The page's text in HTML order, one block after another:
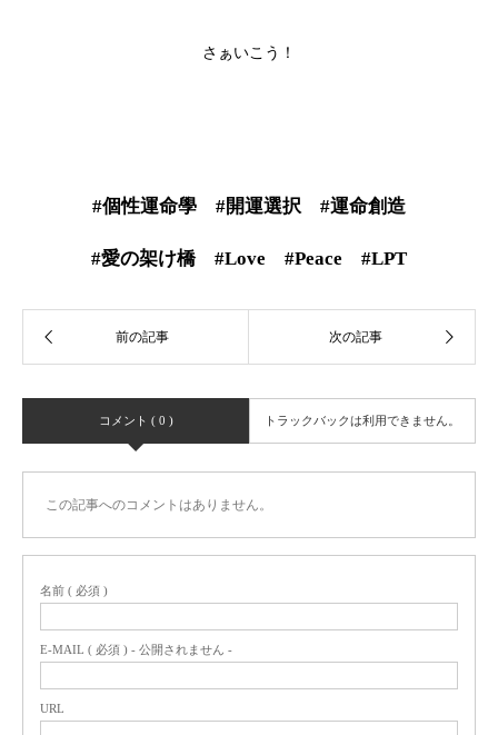
さぁいこう！
#個性運命學 #開運選択 #運命創造
#愛の架け橋 #Love #Peace #LPT
コメント ( 0 ) トラックバックは利用できません。
この記事へのコメントはありません。
名前 ( 必須 )
E-MAIL ( 必須 ) - 公開されません -
URL